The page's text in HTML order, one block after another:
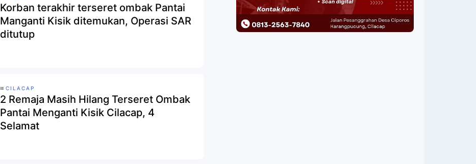
Korban terakhir terseret ombak Pantai
Manganti Kisik ditemukan, Operasi SAR
ditutup
CILACAP
2 Remaja Masih Hilang Terseret Ombak
Pantai Menganti Kisik Cilacap, 4
Selamat